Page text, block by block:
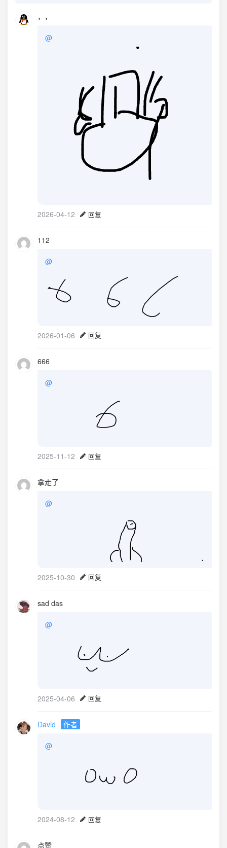
，，
@
2026-04-12 回复
112
@
2026-01-06 回复
666
@
2025-11-12 回复
拿走了
@
2025-10-30 回复
sad das
@
2025-04-06 回复
David 作者
@
2024-08-12 回复
点赞